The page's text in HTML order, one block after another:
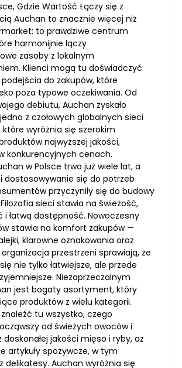
Gdzie Wartość Łączy się z
Auchan to znacznie więcej niż
to prawdziwe centrum
harmonijnie łączy
zasoby z lokalnym
Klienci mogą tu doświadczyć
do zakupów, które
poza typowe oczekiwania. Od
debiutu, Auchan zyskało
z czołowych globalnych sieci
wyróżnia się szerokim
najwyższej jakości,
konkurencyjnych cenach.
w Polsce trwa już wiele lat, a
i dostosowywanie się do potrzeb
przyczyniły się do budowy
sieci stawia na świeżość,
i łatwą dostępność. Nowoczesny
stawia na komfort zakupów —
klarowne oznakowania oraz
przestrzeni sprawiają, że
nie tylko łatwiejsze, ale przede
Niezaprzeczalnym
jest bogaty asortyment, który
produktów z wielu kategorii.
tu wszystko, czego
od świeżych owoców i
doskonałej jakości mięso i ryby, aż
artykuły spożywcze, w tym
delikatesy. Auchan wyróżnia się